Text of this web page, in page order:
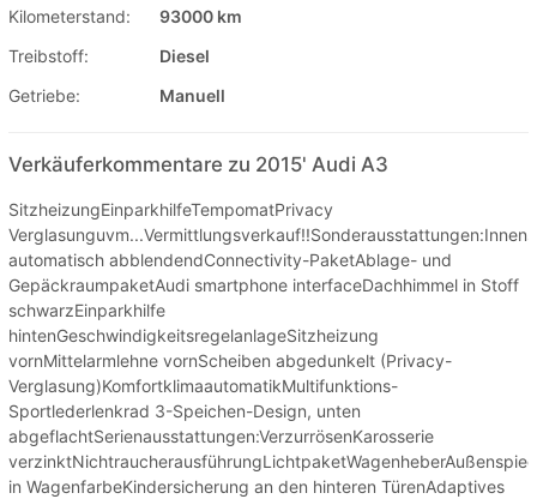
Kilometerstand:
93000 km
Treibstoff:
Diesel
Getriebe:
Manuell
Verkäuferkommentare zu 2015' Audi A3
SitzheizungEinparkhilfeTempomatPrivacy
automatisch abblendendConnectivity-PaketAblage- und
GepäckraumpaketAudi smartphone interfaceDachhimmel in Stoff
schwarzEinparkhilfe
hintenGeschwindigkeitsregelanlageSitzheizung
vornMittelarmlehne vornScheiben abgedunkelt (Privacy-
Verglasung)KomfortklimaautomatikMultifunktions-
Sportlederlenkrad 3-Speichen-Design, unten
abgeflachtSerienausstattungen:VerzurrösenKarosserie
in WagenfarbeKindersicherung an den hinteren TürenAdaptives